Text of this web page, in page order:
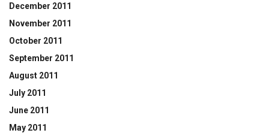
December 2011
November 2011
October 2011
September 2011
August 2011
July 2011
June 2011
May 2011